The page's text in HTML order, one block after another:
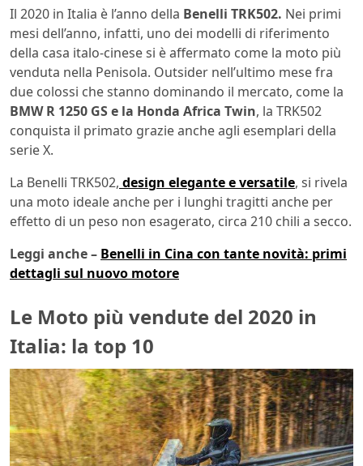
Il 2020 in Italia è l’anno della Benelli TRK502. Nei primi
mesi dell’anno, infatti, uno dei modelli di riferimento
della casa italo-cinese si è affermato come la moto più
venduta nella Penisola. Outsider nell’ultimo mese fra
due colossi che stanno dominando il mercato, come la
BMW R 1250 GS e la Honda Africa Twin, la TRK502
conquista il primato grazie anche agli esemplari della
serie X.
La Benelli TRK502, design elegante e versatile, si rivela
una moto ideale anche per i lunghi tragitti anche per
effetto di un peso non esagerato, circa 210 chili a secco.
Leggi anche – Benelli in Cina con tante novità: primi
dettagli sul nuovo motore
Le Moto più vendute del 2020 in
Italia: la top 10